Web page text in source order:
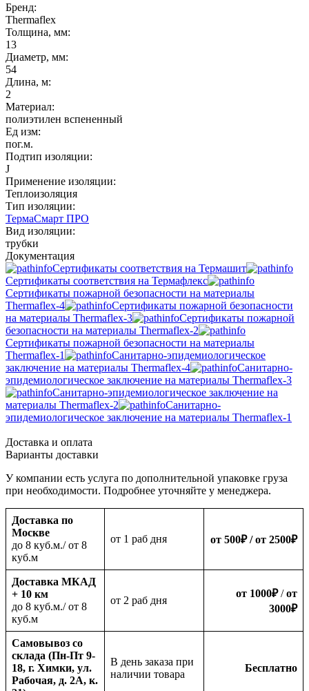
Бренд:
Thermaflex
Толщина, мм:
13
Диаметр, мм:
54
Длина, м:
2
Материал:
полиэтилен вспененный
Ед изм:
пог.м.
Подтип изоляции:
J
Применение изоляции:
Теплоизоляция
Тип изоляции:
ТермаСмарт ПРО
Вид изоляции:
трубки
Документация
Сертификаты соответствия на Термашит
Сертификаты соответствия на Термафлекс
Сертификаты пожарной безопасности на материалы
Thermaflex-4
Сертификаты пожарной безопасности
на материалы Thermaflex-3
Сертификаты пожарной
безопасности на материалы Thermaflex-2
Сертификаты пожарной безопасности на материалы
Thermaflex-1
Санитарно-эпидемиологическое
заключение на материалы Thermaflex-4
Санитарно-
эпидемиологическое заключение на материалы Thermaflex-3
Санитарно-эпидемиологическое заключение на
материалы Thermaflex-2
Санитарно-
эпидемиологическое заключение на материалы Thermaflex-1
Доставка и оплата
Варианты доставки
У компании есть услуга по дополнительной упаковке груза
при необходимости. Подробнее уточняйте у менеджера.
Доставка по
Москве
до 8 куб.м./ от 8
куб.м
oт 1 раб дня от 500₽/ от 2500₽
Доставка МКАД
+ 10 км
до 8 куб.м./ от 8
куб.м
oт 2 раб дня
от 1000₽/от
3000₽
Самовывоз со
склада (Пн-Пт 9-
18, г. Химки, ул.
Рабочая, д. 2А, к.
В день заказа при
наличии товара
Бесплатно